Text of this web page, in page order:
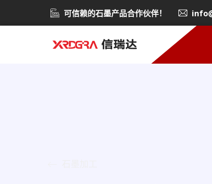
可信赖的石墨产品合作伙伴！